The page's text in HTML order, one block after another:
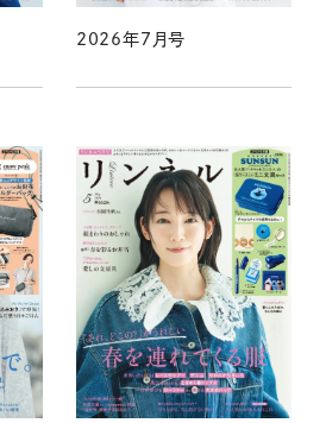
2026年7月号